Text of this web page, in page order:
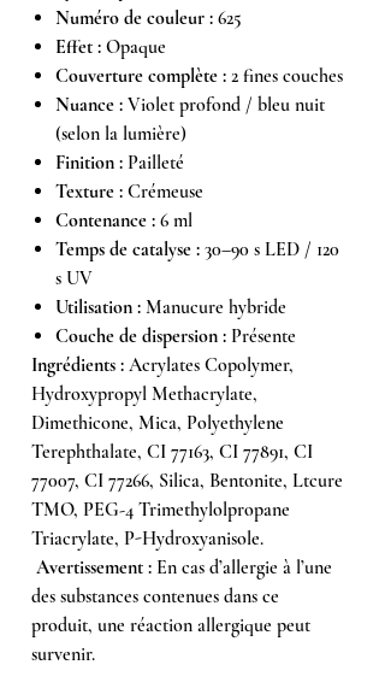
Numéro de couleur : 625
Effet : Opaque
Couverture complète : 2 fines couches
Nuance : Violet profond / bleu nuit
(selon la lumière)
Finition : Pailleté
Texture : Crémeuse
Contenance : 6 ml
Temps de catalyse : 30–90 s LED / 120
s UV
Utilisation : Manucure hybride
Couche de dispersion : Présente
Ingrédients : Acrylates Copolymer,
Hydroxypropyl Methacrylate,
Dimethicone, Mica, Polyethylene
Terephthalate, CI 77163, CI 77891, CI
77007, CI 77266, Silica, Bentonite, Ltcure
TMO, PEG-4 Trimethylolpropane
Triacrylate, P-Hydroxyanisole.
Avertissement : En cas d’allergie à l’une
des substances contenues dans ce
produit, une réaction allergique peut
survenir.